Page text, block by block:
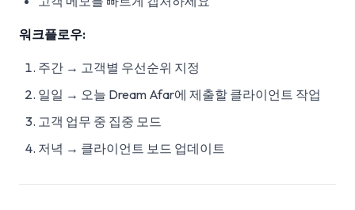
워크플로우:
주간 → 고객별 우선순위 지정
일일 → 오늘 Dream Afar에 제출할 클라이언트 작업
고객 업무 중 집중 모드
저녁 → 클라이언트 보드 업데이트